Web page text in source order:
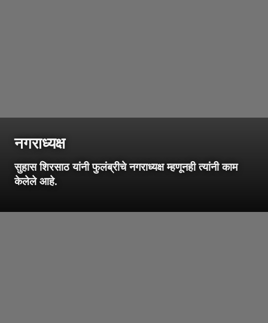
नगराध्यक्ष
सुहास शिरसाठ यांनी फुलंब्रीचे नगराध्यक्ष म्हणूनही त्यांनी काम
केलेले आहे.